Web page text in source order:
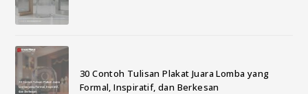
30 Contoh Tulisan Plakat Juara Lomba yang
Formal, Inspiratif, dan Berkesan